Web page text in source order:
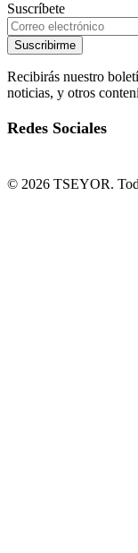
Suscríbete
Suscribirme
Recibirás nuestro
noticias, y otros
Redes Sociales
© 2026 TSEYOR.